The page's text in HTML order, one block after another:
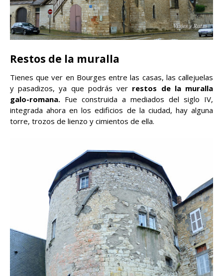
Restos de la muralla
Tienes que ver en Bourges entre las casas, las callejuelas
y pasadizos, ya que podrás ver restos de la muralla
galo-romana. Fue construida a mediados del siglo IV,
integrada ahora en los edificios de la ciudad, hay alguna
torre, trozos de lienzo y cimientos de ella.